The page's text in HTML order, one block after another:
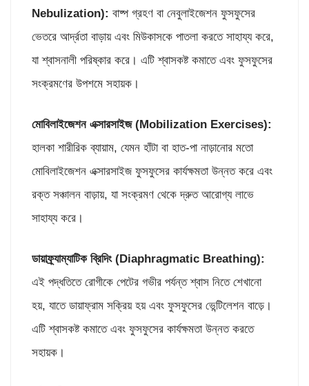
Nebulization): বাষ্প গ্রহণ বা নেবুলাইজেশন ফুসফুসের
ভেতরে আর্দ্রতা বাড়ায় এবং মিউকাসকে পাতলা করতে সাহায্য করে,
যা শ্বাসনালী পরিষ্কার করে। এটি শ্বাসকষ্ট কমাতে এবং ফুসফুসের
সংক্রমণের উপশমে সহায়ক।
মোবিলাইজেশন এক্সারসাইজ (Mobilization Exercises):
হালকা শারীরিক ব্যায়াম, যেমন হাঁটা বা হাত-পা নাড়ানোর মতো
মোবিলাইজেশন এক্সারসাইজ ফুসফুসের কার্যক্ষমতা উন্নত করে এবং
রক্ত সঞ্চালন বাড়ায়, যা সংক্রমণ থেকে দ্রুত আরোগ্য লাভে
সাহায্য করে।
ডায়াফ্র্যাম্যাটিক ব্রিদিং (Diaphragmatic Breathing):
এই পদ্ধতিতে রোগীকে পেটের গভীর পর্যন্ত শ্বাস নিতে শেখানো
হয়, যাতে ডায়াফ্রাম সক্রিয় হয় এবং ফুসফুসের ভেন্টিলেশন বাড়ে।
এটি শ্বাসকষ্ট কমাতে এবং ফুসফুসের কার্যক্ষমতা উন্নত করতে
সহায়ক।